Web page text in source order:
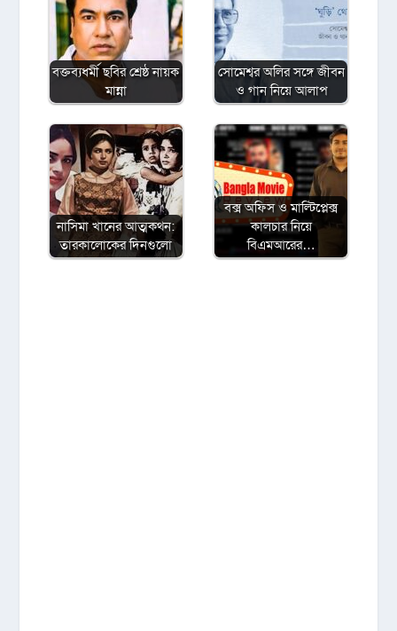
বক্তব্যধর্মী ছবির শ্রেষ্ঠ নায়ক
মান্না
সোমেশ্বর অলির সঙ্গে জীবন
ও গান নিয়ে আলাপ
নাসিমা খানের আত্মকথন:
তারকালোকের দিনগুলো
বক্স অফিস ও মাল্টিপ্লেক্স
কালচার নিয়ে
বিএমআরের…